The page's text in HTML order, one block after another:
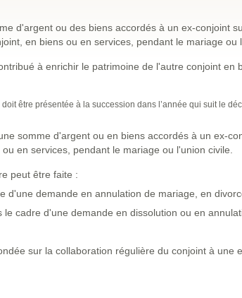
d'argent ou des biens accordés à un ex-conjoint
en biens ou en services, pendant le mariage ou
à enrichir le patrimoine de l'autre conjoint en
être présentée à la succession dans l’année qui suit le
somme d'argent ou en biens accordés à un ex-
en services, pendant le mariage ou l'union civile.
peut être faite :
d'une demande en annulation de mariage, en
cadre d'une demande en dissolution ou en
sur la collaboration régulière du conjoint à une